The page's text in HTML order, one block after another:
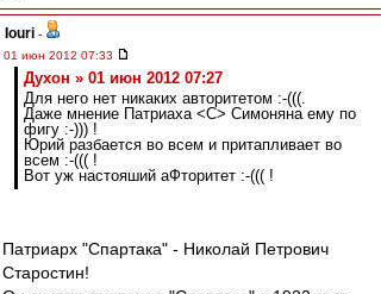
Iouri -
01 июн 2012 07:33
Духон » 01 июн 2012 07:27
Для него нет никаких авторитетом :-(((.
Даже мнение Патриаха <C> Симоняна ему по
фигу :-))) !
Юрий разбается во всем и притапливает во
всем :-((( !
Вот уж настояший аФторитет :-((( !
Патриарх "Спартака" - Николай Петрович
Старостин!